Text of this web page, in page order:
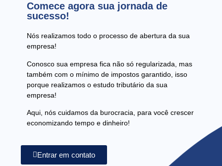
Comece agora sua jornada de
sucesso!
Nós realizamos todo o processo de abertura da sua
empresa!
Conosco sua empresa fica não só regularizada, mas
também com o mínimo de impostos garantido, isso
porque realizamos o estudo tributário da sua
empresa!
Aqui, nós cuidamos da burocracia, para você crescer
economizando tempo e dinheiro!
Entrar em contato